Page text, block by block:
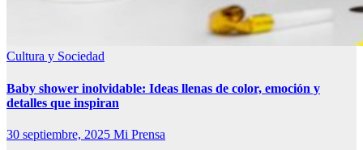
Cultura y Sociedad
Baby shower inolvidable: Ideas llenas de color, emoción y
detalles que inspiran
30 septiembre, 2025 Mi Prensa